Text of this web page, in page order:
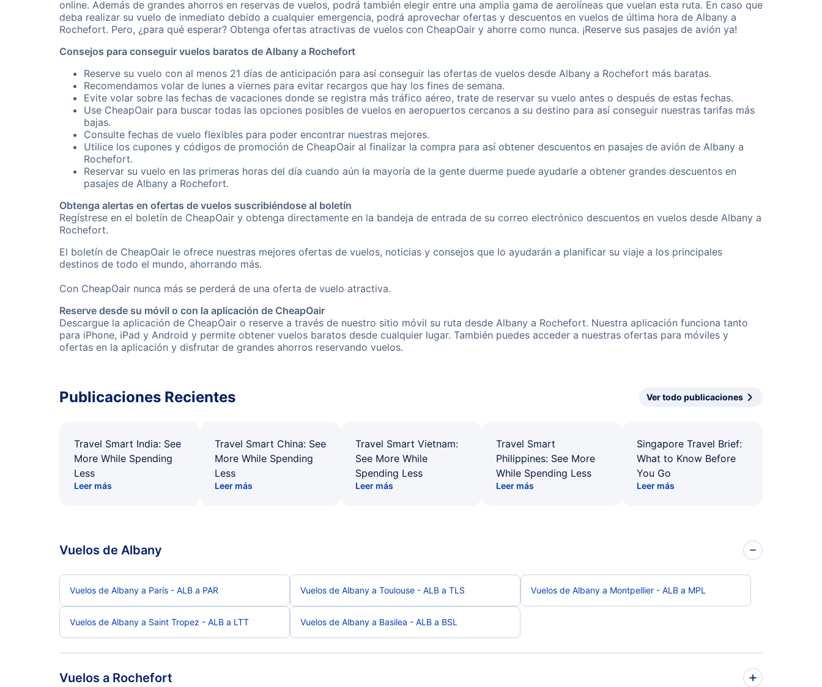
online. Además de grandes ahorros en reservas de vuelos, podrá también elegir entre una amplia gama de aerolíneas que vuelan esta ruta. En caso que
deba realizar su vuelo de inmediato debido a cualquier emergencia, podrá aprovechar ofertas y descuentos en vuelos de última hora de Albany a
Rochefort. Pero, ¿para qué esperar? Obtenga ofertas atractivas de vuelos con CheapOair y ahorre como nunca. ¡Reserve sus pasajes de avión ya!
Consejos para conseguir vuelos baratos de Albany a Rochefort
Reserve su vuelo con al menos 21 días de anticipación para así conseguir las ofertas de vuelos desde Albany a Rochefort más baratas.
Recomendamos volar de lunes a viernes para evitar recargos que hay los fines de semana.
Evite volar sobre las fechas de vacaciones donde se registra más tráfico aéreo, trate de reservar su vuelo antes o después de estas fechas.
Use CheapOair para buscar todas las opciones posibles de vuelos en aeropuertos cercanos a su destino para así conseguir nuestras tarifas más
bajas.
Consulte fechas de vuelo flexibles para poder encontrar nuestras mejores.
Utilice los cupones y códigos de promoción de CheapOair al finalizar la compra para así obtener descuentos en pasajes de avión de Albany a
Rochefort.
Reservar su vuelo en las primeras horas del día cuando aún la mayoría de la gente duerme puede ayudarle a obtener grandes descuentos en
pasajes de Albany a Rochefort.
Obtenga alertas en ofertas de vuelos suscribiéndose al boletín
Regístrese en el boletín de CheapOair y obtenga directamente en la bandeja de entrada de su correo electrónico descuentos en vuelos desde Albany a
Rochefort.
El boletín de CheapOair le ofrece nuestras mejores ofertas de vuelos, noticias y consejos que lo ayudarán a planificar su viaje a los principales
destinos de todo el mundo, ahorrando más.
Con CheapOair nunca más se perderá de una oferta de vuelo atractiva.
Reserve desde su móvil o con la aplicación de CheapOair
Descargue la aplicación de CheapOair o reserve a través de nuestro sitio móvil su ruta desde Albany a Rochefort. Nuestra aplicación funciona tanto
para iPhone, iPad y Android y permite obtener vuelos baratos desde cualquier lugar. También puedes acceder a nuestras ofertas para móviles y
ofertas en la aplicación y disfrutar de grandes ahorros reservando vuelos.
Publicaciones Recientes Ver todo publicaciones
Travel Smart India: See
More While Spending
Less
Leer más
Travel Smart China: See
More While Spending
Less
Leer más
Travel Smart Vietnam:
See More While
Spending Less
Leer más
Travel Smart
Philippines: See More
While Spending Less
Leer más
Singapore Travel Brief:
What to Know Before
You Go
Leer más
Vuelos de Albany
Vuelos de Albany a París - ALB a PAR Vuelos de Albany a Toulouse - ALB a TLS Vuelos de Albany a Montpellier - ALB a MPL
Vuelos de Albany a Saint Tropez - ALB a LTT Vuelos de Albany a Basilea - ALB a BSL
Vuelos a Rochefort